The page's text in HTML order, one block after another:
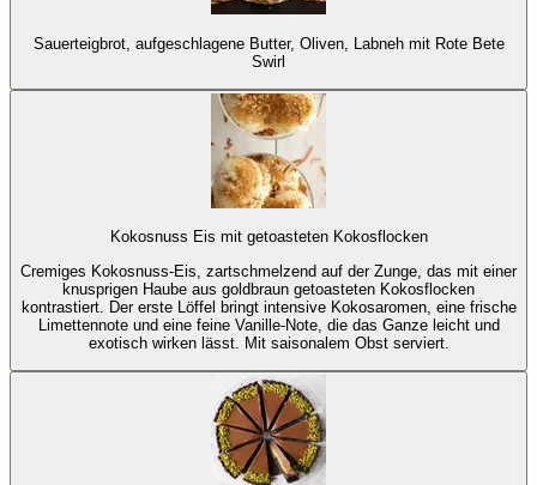
Sauerteigbrot, aufgeschlagene Butter, Oliven, Labneh mit Rote Bete
Swirl
Kokosnuss Eis mit getoasteten Kokosflocken
Cremiges Kokosnuss-Eis, zartschmelzend auf der Zunge, das mit einer
knusprigen Haube aus goldbraun getoasteten Kokosflocken
kontrastiert. Der erste Löffel bringt intensive Kokosaromen, eine frische
Limettennote und eine feine Vanille-Note, die das Ganze leicht und
exotisch wirken lässt. Mit saisonalem Obst serviert.